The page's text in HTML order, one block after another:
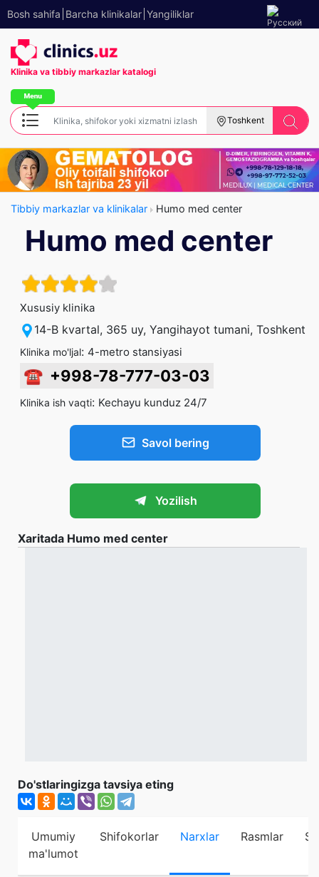
Bosh sahifa Barcha klinikalar Yangiliklar
Klinika va tibbiy markazlar katalogi
Toshkent
Tibbiy markazlar va klinikalar Humo med center
Humo med center
Xususiy klinika
14-B kvartal, 365 uy, Yangihayot tumani, Toshkent
Klinika mo'ljal: 4-metro stansiyasi
☎ +998-78-777-03-03
Klinika ish vaqti: Kechayu kunduz 24/7
Savol bering
Yozilish
Xaritada Humo med center
Do'stlaringizga tavsiya eting
Umumiy
ma'lumot
Shifokorlar Narxlar Rasmlar